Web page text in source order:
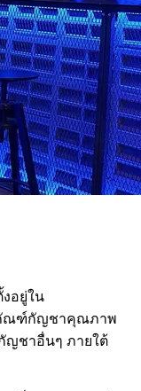
งอยู่ใน
ภัณฑ์กัญชาคุณภาพ
ญชาอื่นๆ ภายใต้